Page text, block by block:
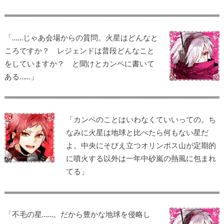
「……じゃあ会場からの質問。火星はどんなと
ころですか？ レジェンドは普段どんなこと
をしていますか？ と聞けとカンペに書いて
ある……」
「カンペのことはいわなくていいっての。ち
なみに火星は地球と比べたら何もない星だ
よ。中央にそびえ立つオリンポス山が定期的
に噴火する以外は一年中砂嵐の熱風に包まれ
てる」
「不毛の星……。だから豊かな地球を侵略し